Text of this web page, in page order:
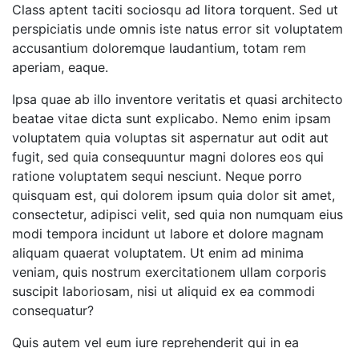
Class aptent taciti sociosqu ad litora torquent. Sed ut
perspiciatis unde omnis iste natus error sit voluptatem
accusantium doloremque laudantium, totam rem
aperiam, eaque.
Ipsa quae ab illo inventore veritatis et quasi architecto
beatae vitae dicta sunt explicabo. Nemo enim ipsam
voluptatem quia voluptas sit aspernatur aut odit aut
fugit, sed quia consequuntur magni dolores eos qui
ratione voluptatem sequi nesciunt. Neque porro
quisquam est, qui dolorem ipsum quia dolor sit amet,
consectetur, adipisci velit, sed quia non numquam eius
modi tempora incidunt ut labore et dolore magnam
aliquam quaerat voluptatem. Ut enim ad minima
veniam, quis nostrum exercitationem ullam corporis
suscipit laboriosam, nisi ut aliquid ex ea commodi
consequatur?
Quis autem vel eum iure reprehenderit qui in ea